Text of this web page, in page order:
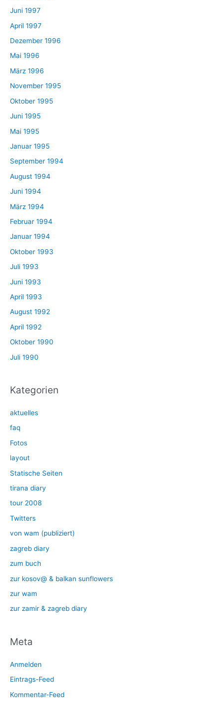
Juni 1997
April 1997
Dezember 1996
Mai 1996
März 1996
November 1995
Oktober 1995
Juni 1995
Mai 1995
Januar 1995
September 1994
August 1994
Juni 1994
März 1994
Februar 1994
Januar 1994
Oktober 1993
Juli 1993
Juni 1993
April 1993
August 1992
April 1992
Oktober 1990
Juli 1990
Kategorien
aktuelles
faq
Fotos
layout
Statische Seiten
tirana diary
tour 2008
Twitters
von wam (publiziert)
zagreb diary
zum buch
zur kosov@ & balkan sunflowers
zur wam
zur zamir & zagreb diary
Meta
Anmelden
Eintrags-Feed
Kommentar-Feed